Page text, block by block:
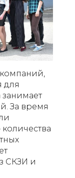
для
За время
СКЗИ и